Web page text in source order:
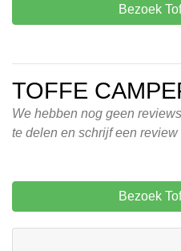
Bezoek
TOFFE
We hebben nog geen
te delen en schrijf een review
Bezoek